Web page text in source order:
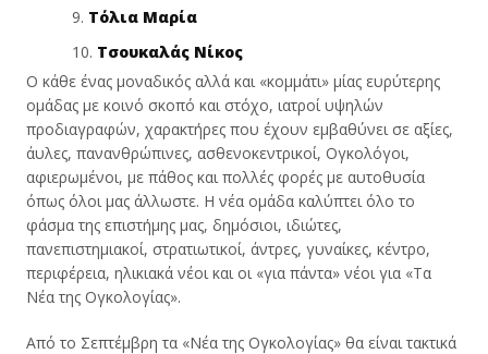
Τόλια Μαρία
Τσουκαλάς Νίκος
Ο κάθε ένας μοναδικός αλλά και «κομμάτι» μίας ευρύτερης
ομάδας με κοινό σκοπό και στόχο, ιατροί υψηλών
προδιαγραφών, χαρακτήρες που έχουν εμβαθύνει σε αξίες,
άυλες, πανανθρώπινες, ασθενοκεντρικοί, Ογκολόγοι,
αφιερωμένοι, με πάθος και πολλές φορές με αυτοθυσία
όπως όλοι μας άλλωστε. Η νέα ομάδα καλύπτει όλο το
φάσμα της επιστήμης μας, δημόσιοι, ιδιώτες,
πανεπιστημιακοί, στρατιωτικοί, άντρες, γυναίκες, κέντρο,
περιφέρεια, ηλικιακά νέοι και οι «για πάντα» νέοι για «Τα
Νέα της Ογκολογίας».
Από το Σεπτέμβρη τα «Νέα της Ογκολογίας» θα είναι τακτικά